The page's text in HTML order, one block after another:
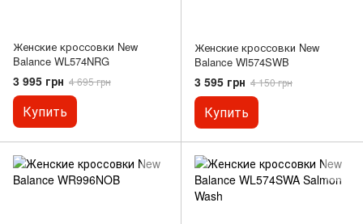
Женские кроссовки New
Balance WL574NRG
3 995 грн 4 695 грн
Купить
Женские кроссовки New
Balance Wl574SWB
3 595 грн 4 150 грн
Купить